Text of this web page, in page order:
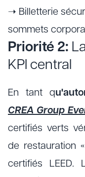
➝ Billetterie
sommets
Priorité 2:
KPI central
En tant q
CREA Group
certifiés verts
de restauration
certifiés LEED.